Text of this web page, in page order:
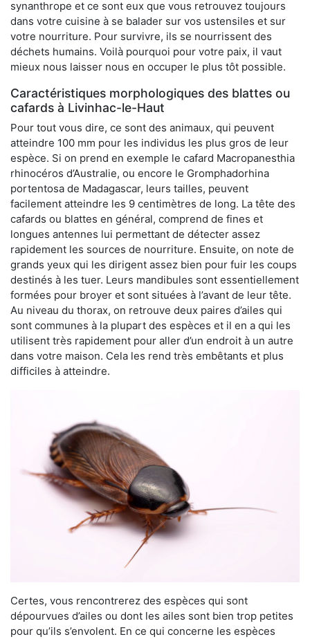
synanthrope et ce sont eux que vous retrouvez toujours
dans votre cuisine à se balader sur vos ustensiles et sur
votre nourriture. Pour survivre, ils se nourrissent des
déchets humains. Voilà pourquoi pour votre paix, il vaut
mieux nous laisser nous en occuper le plus tôt possible.
Caractéristiques morphologiques des blattes ou
cafards à Livinhac-le-Haut
Pour tout vous dire, ce sont des animaux, qui peuvent
atteindre 100 mm pour les individus les plus gros de leur
espèce. Si on prend en exemple le cafard Macropanesthia
rhinocéros d’Australie, ou encore le Gromphadorhina
portentosa de Madagascar, leurs tailles, peuvent
facilement atteindre les 9 centimètres de long. La tête des
cafards ou blattes en général, comprend de fines et
longues antennes lui permettant de détecter assez
rapidement les sources de nourriture. Ensuite, on note de
grands yeux qui les dirigent assez bien pour fuir les coups
destinés à les tuer. Leurs mandibules sont essentiellement
formées pour broyer et sont situées à l’avant de leur tête.
Au niveau du thorax, on retrouve deux paires d’ailes qui
sont communes à la plupart des espèces et il en a qui les
utilisent très rapidement pour aller d’un endroit à un autre
dans votre maison. Cela les rend très embêtants et plus
difficiles à atteindre.
Certes, vous rencontrerez des espèces qui sont
dépourvues d’ailes ou dont les ailes sont bien trop petites
pour qu’ils s’envolent. En ce qui concerne les espèces